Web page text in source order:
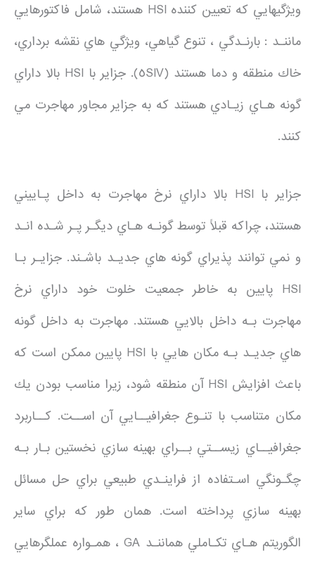
ويژگيهايي كه تعيين كننده HSI هستند، شامل فاكتورهايي
ماننـد : بارنـدگي ، تنوع گياهي، ويژگي هاي نقشه برداري،
خاك منطقه و دما هستند (٥SIV). جزاير با HSI بالا داراي
گونه هـاي زيـادي هستند كه به جزاير مجاور مهاجرت مي
كنند.
جزاير با HSI بالا داراي نرخ مهاجرت به داخل پـاييني
هستند، چراكه قبلاً توسط گونـه هـاي ديگـر پـر شـده انـد
و نمي توانند پذيراي گونه هاي جديـد باشـند. جزايـر بـا
HSI پايين به خاطر جمعيت خلوت خود داراي نرخ
مهاجرت بـه داخل بالايي هستند. مهاجرت به داخل گونه
هاي جديـد بـه مكان هايي با HSI پايين ممكن است كه
باعث افزايش HSI آن منطقه شود، زيرا مناسب بودن يك
مكان متناسب با تنـوع جغرافيــايي آن اســت. كــاربرد
جغرافيــاي زيســتي بــراي بهينه سازي نخستين بـار بـه
چگـونگي اسـتفاده از فراينـدي طبيعي براي حل مسائل
بهينه سازي پرداخته است. همان طور كه براي ساير
الگوريتم هـاي تكـاملي هماننـد GA ، همـواره عملگرهايي